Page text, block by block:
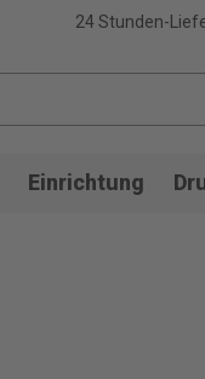
24 Stunden-
Einrichtung